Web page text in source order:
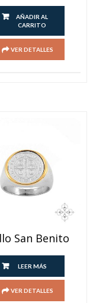
AÑADIR AL
CARRITO
VER DETALLES
San Benito
LEER MÁS
VER DETALLES